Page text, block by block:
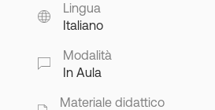
Lingua
Italiano
Modalità
In Aula
Materiale didattico